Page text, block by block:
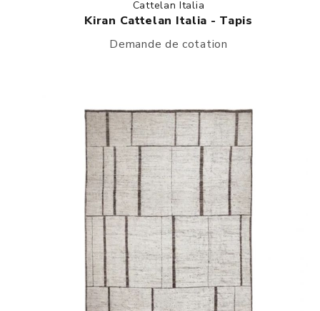
Cattelan Italia
Kiran Cattelan Italia - Tapis
Demande de cotation